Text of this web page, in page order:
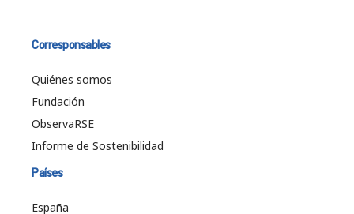
Corresponsables
Quiénes somos
Fundación
ObservaRSE
Informe de Sostenibilidad
Países
España